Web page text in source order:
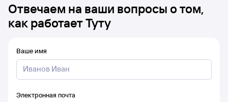
Отвечаем на ваши вопросы о том,
как работает Туту
Ваше имя
Электронная почта